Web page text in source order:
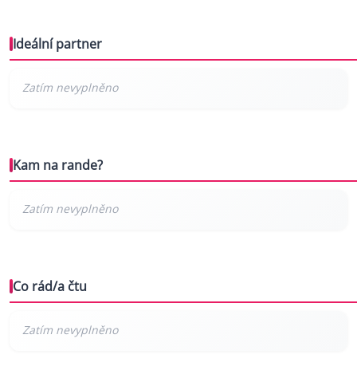
Ideální partner
Kam na rande?
Co rád/a čtu